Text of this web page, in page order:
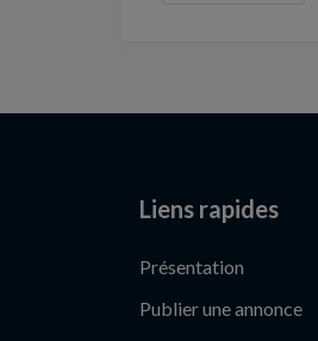
Liens rapides
Présentation
Publier une annonce